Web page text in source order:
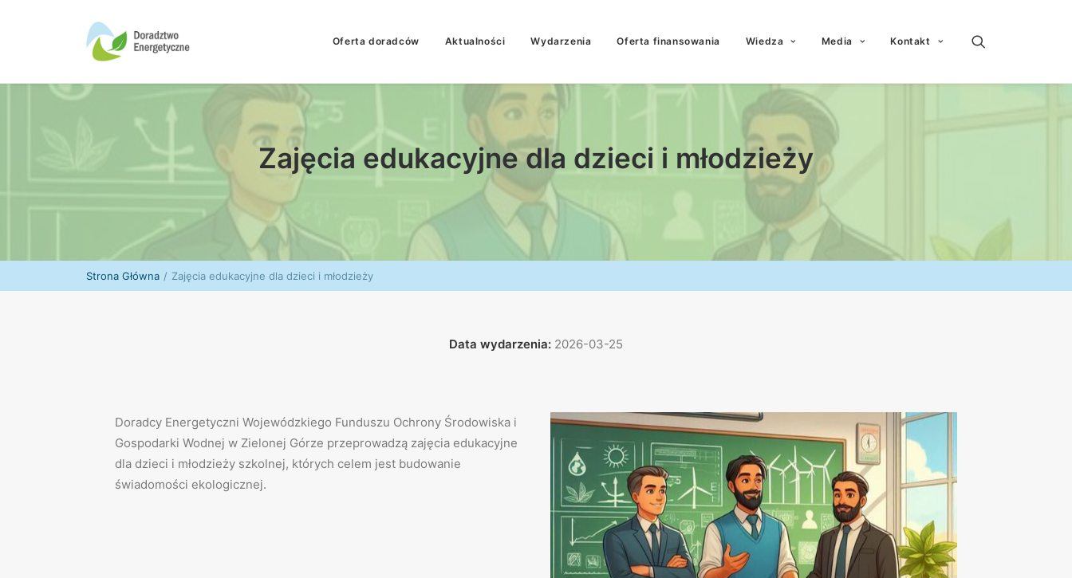
Oferta doradców Aktualności Wydarzenia Oferta finansowania Wiedza Media Kontakt
Zajęcia edukacyjne dla dzieci i młodzieży
Strona Główna Zajęcia edukacyjne dla dzieci i młodzieży
Data wydarzenia: 2026-03-25
Doradcy Energetyczni Wojewódzkiego Funduszu Ochrony Środowiska i
Gospodarki Wodnej w Zielonej Górze przeprowadzą zajęcia edukacyjne
dla dzieci i młodzieży szkolnej, których celem jest budowanie
świadomości ekologicznej.